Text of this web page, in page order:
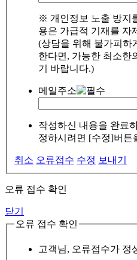
※ 개인정보 노출 방지
용은 가급적 기재를 자
(상담을 위해 불가피하
한다면, 가능한 최소한
기 바랍니다.)
메일주소
작성하신 내용을 완료
정하시려면 [수정]버튼
취소 오류접수 수정 보내기
오류 접수 확인
닫기
오류 접수 확인
고객님, 오류접수가 정